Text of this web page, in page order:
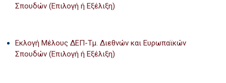
Σπουδών (Επιλογή ή Εξέλιξη)
Εκλογή Μέλους ΔΕΠ-Τμ. Διεθνών και Ευρωπαϊκών
Σπουδών (Επιλογή ή Εξέλιξη)